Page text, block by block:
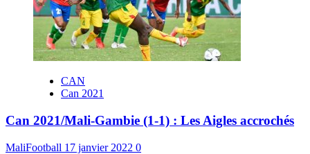
CAN
Can 2021
Can 2021/Mali-Gambie (1-1) : Les Aigles accrochés
MaliFootball 17 janvier 2022 0